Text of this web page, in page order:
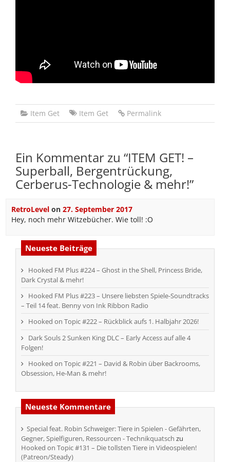
Item Get Item Get Permalink
Ein Kommentar zu “ITEM GET! –
Superball, Bergentrückung,
Cerberus-Technologie & mehr!”
RetroLevelon 27. September 2017
Hey, noch mehr Witzebücher. Wie toll! :O
Neueste Beiträge
Hooked FM Plus #224 – Ghost in the Shell, Princess Bride,
Dark Crystal & mehr!
Hooked FM Plus #223 – Unsere liebsten Spiele-Soundtracks
– Teil 14 feat. Benny von Ink Ribbon Radio
Hooked on Topic #222 – Rückblick aufs 1. Halbjahr 2026!
Dark Souls 2 Sunken King DLC – Early Access auf alle 4
Folgen!
Hooked on Topic #221 – David & Robin über Backrooms,
Obsession, He-Man & mehr!
Neueste Kommentare
Special feat. Robin Schweiger: Tiere in Spielen - Gefährten,
Gegner, Spielfiguren, Ressourcen - Technikquatsch zu
Hooked on Topic #131 – Die tollsten Tiere in Videospielen!
(Patreon/Steady)